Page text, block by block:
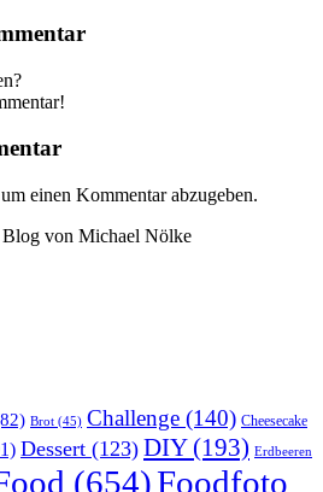
einen Kommentar abzugeben.
Blog von Michael Nölke
Brot (45) Challenge (140) Cheesecake
Dessert (123) DIY(193) Erdbeeren
(654)Foodfoto